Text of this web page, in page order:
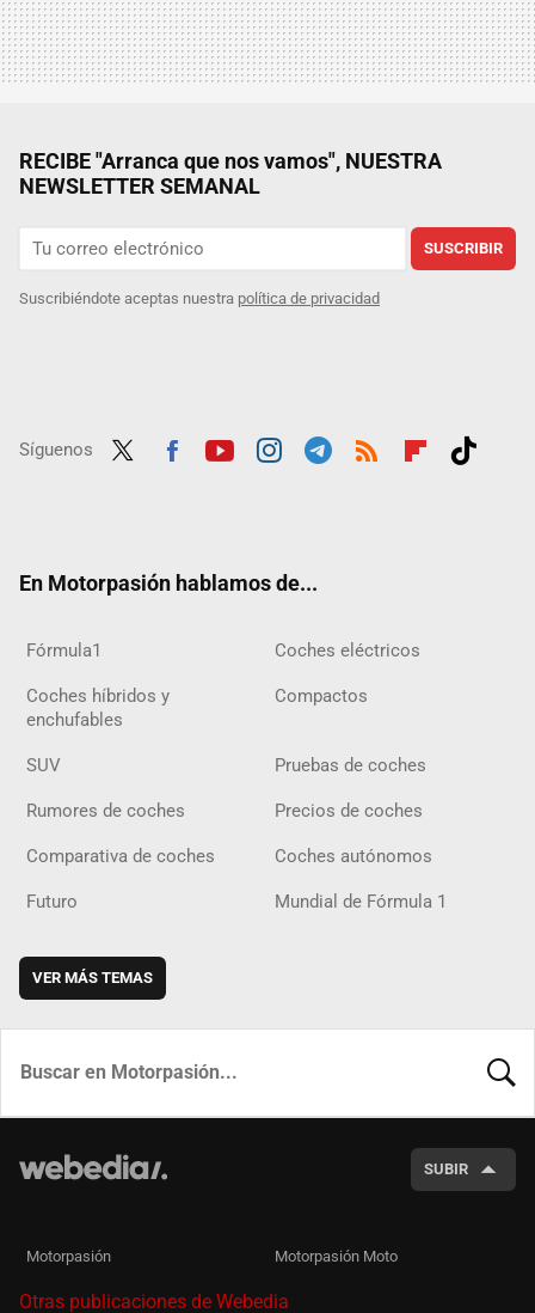
RECIBE "Arranca que nos vamos", NUESTRA
NEWSLETTER SEMANAL
SUSCRIBIR
Suscribiéndote aceptas nuestra política de privacidad
Síguenos
En Motorpasión hablamos de...
Fórmula1 Coches eléctricos
Coches híbridos y
enchufables
Compactos
SUV Pruebas de coches
Rumores de coches Precios de coches
Comparativa de coches Coches autónomos
Futuro Mundial de Fórmula 1
VER MÁS TEMAS
SUBIR
Motorpasión Motorpasión Moto
Otras publicaciones de Webedia